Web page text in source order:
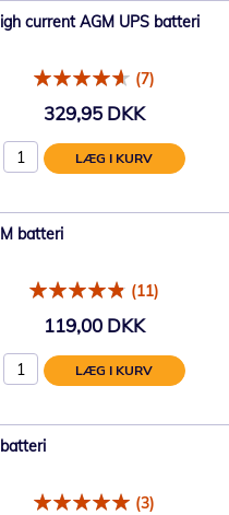
current AGM UPS batteri
(7)
329,95 DKK
LÆG I KURV
batteri
(11)
119,00 DKK
LÆG I KURV
(3)